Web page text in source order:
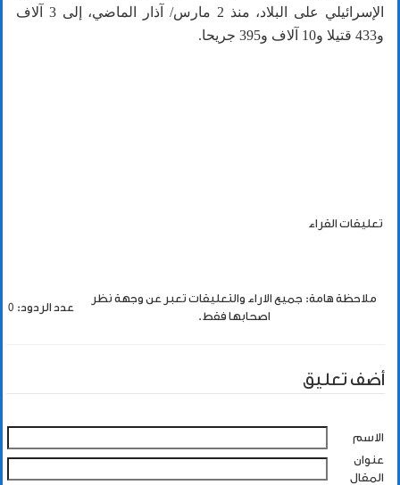
الإسرائيلي على البلاد، منذ 2 مارس/ آذار الماضي، إلى 3 آلاف
و433 قتيلا و10 آلاف و395 جريحا.
تعليقات القراء
ملاحظة هامة: جميع الاراء والتعليقات تعبر عن وجهة نظر
اصحابها فقط.
عدد الردود: 0
أضف تعليق
الاسم
عنوان
المقال